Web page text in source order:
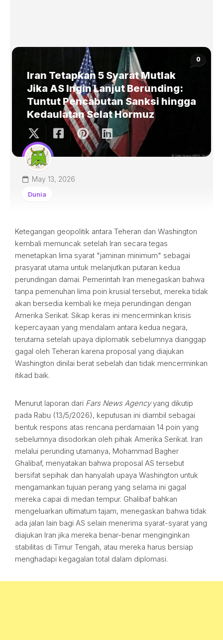
0
Iran Tetapkan 5 Syarat Mutlak
Jika AS Ingin Lanjut Berunding:
Tuntut Pencabutan Sanksi hingga
Kedaulatan Selat Hormuz
May 13, 2026
Dunia
Ketegangan geopolitik antara Teheran dan Washington
kembali memuncak setelah Iran secara tegas
menetapkan lima syarat "jaminan minimum" sebagai
prasyarat utama untuk melanjutkan putaran kedua
perundingan damai. Pemerintah Iran menegaskan bahwa
tanpa pemenuhan lima poin krusial tersebut, mereka tidak
akan bersedia kembali ke meja perundingan dengan
Amerika Serikat. Sikap keras ini mencerminkan krisis
kepercayaan yang mendalam antara kedua negara,
terutama setelah upaya diplomatik sebelumnya dianggap
gagal oleh Teheran karena proposal yang diajukan
Washington dinilai berat sebelah dan tidak mencerminkan
itikad baik.
Menurut laporan dari Fars News Agencyyang dikutip
pada Rabu (13/5/2026), keputusan ini diambil sebagai
bentuk respons atas rencana perdamaian 14 poin yang
sebelumnya disodorkan oleh pihak Amerika Serikat. Iran
melalui perunding utamanya, Mohammad Bagher
Ghalibaf, menyatakan bahwa proposal AS tersebut
bersifat sepihak dan hanyalah upaya Washington untuk
mengamankan tujuan perang yang selama ini gagal
mereka capai di medan tempur. Ghalibaf bahkan
mengeluarkan ultimatum tajam, menegaskan bahwa tidak
ada jalan lain bagi AS selain menerima syarat-syarat yang
diajukan Iran jika mereka benar-benar menginginkan
stabilitas di Timur Tengah, atau mereka harus bersiap
menghadapi kegagalan total dalam diplomasi.